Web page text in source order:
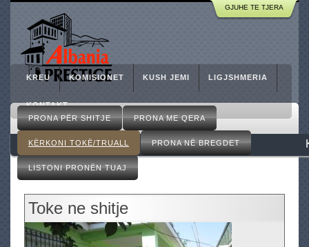
main
content
GJUHE TE TJERA
g
e
n
s
i
I
m
o
b
i
l
a
r
e
KREU KOMISIONET KUSH JEMI LIGJSHMERIA
KONTAKT
M
a
i
n
m
e
n
PRONA PËR SHITJE PRONA ME QERA
KËRKONI TOKË/TRUALL PRONA NË BREGDET
LISTONI PRONËN TUAJ
Toke ne shitje